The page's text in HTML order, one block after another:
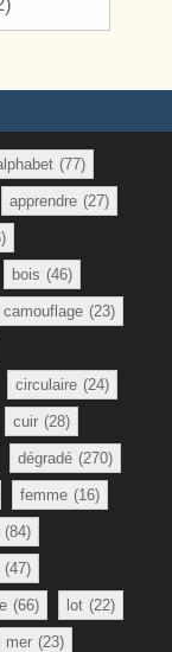
(77)
apprendre (27)
bois (46)
camouflage (23)
circulaire (24)
cuir (28)
dégradé (270)
femme (16)
(84)
(47)
(66) lot (22)
mer (23)